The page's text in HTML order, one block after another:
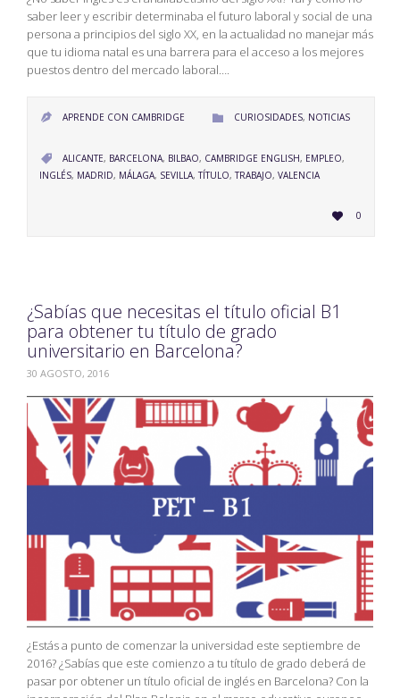
saber leer y escribir determinaba el futuro laboral y social de una
persona a principios del siglo XX, en la actualidad no manejar más
que tu idioma natal es una barrera para el acceso a los mejores
puestos dentro del mercado laboral….
 APRENDE CON CAMBRIDGE  CATEGORY
CURIOSIDADES, NOTICIAS
 CATEGORY
ALICANTE, BARCELONA, BILBAO, CAMBRIDGE ENGLISH, EMPLEO,
INGLÉS, MADRID, MÁLAGA, SEVILLA,TÍTULO,TRABAJO, VALENCIA
 LOVE
IT0
¿Sabías que necesitas el título oficial B1
para obtener tu título de grado
universitario en Barcelona?
30 AGOSTO, 2016
¿Estás a punto de comenzar la universidad este septiembre de
2016? ¿Sabías que este comienzo a tu título de grado deberá de
pasar por obtener un título oficial de inglés en Barcelona? Con la